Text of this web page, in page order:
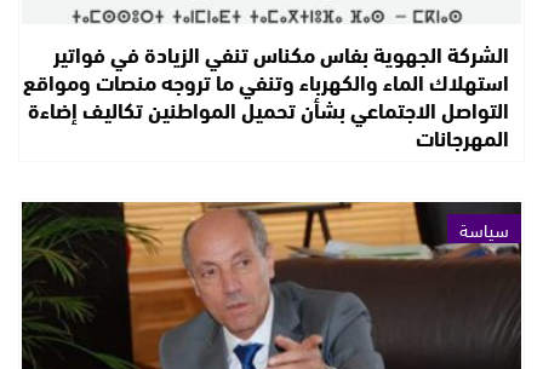
الشركة الجهوية بفاس مكناس تنفي الزيادة في فواتير
استهلاك الماء والكهرباء وتنفي ما تروجه منصات ومواقع
التواصل الاجتماعي بشأن تحميل المواطنين تكاليف إضاءة
المهرجانات
سياسة